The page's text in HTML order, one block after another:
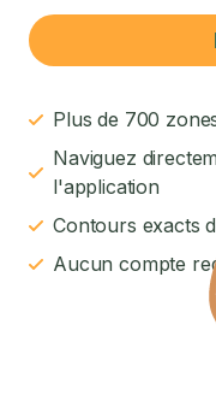
Plus de 700
Naviguez
l'application
Contours exacts
Aucun compte